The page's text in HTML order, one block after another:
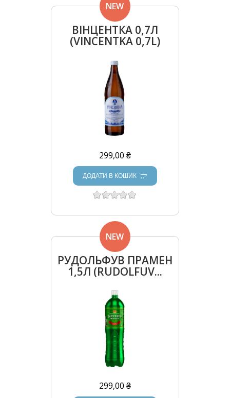
ВІНЦЕНТКА 0,7Л
(VINCENTKA 0,7L)
NEW
299,00 ₴
ДОДАТИ В КОШИК
РУДОЛЬФУВ ПРАМЕН
1,5Л (RUDOLFUV...
NEW
299,00 ₴